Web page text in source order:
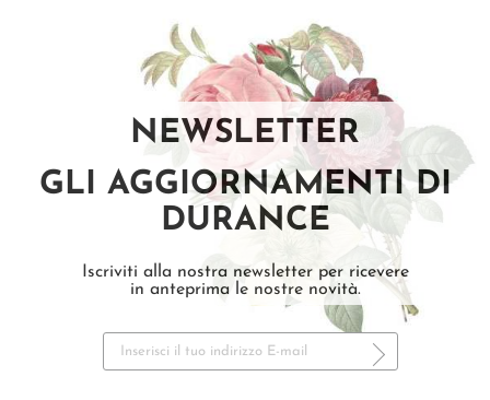
NEWSLETTER
GLI AGGIORNAMENTI DI
DURANCE
Iscriviti alla nostra newsletter per ricevere
in anteprima le nostre novità.